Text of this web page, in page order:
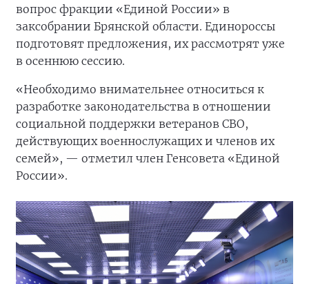
вопрос фракции «Единой России» в
заксобрании Брянской области. Единороссы
подготовят предложения, их рассмотрят уже
в осеннюю сессию.
«Необходимо внимательнее относиться к
разработке законодательства в отношении
социальной поддержки ветеранов СВО,
действующих военнослужащих и членов их
семей», — отметил член Генсовета «Единой
России».